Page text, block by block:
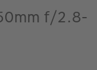
f/2.8-